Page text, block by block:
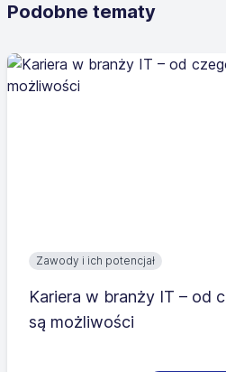
Podobne tematy
Zawody i ich potencjał
Kariera w branży IT – od
są możliwości